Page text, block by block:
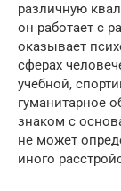
различную
он работает с
оказывает
сферах
учебной,
гуманитарное
знаком с
не может
иного